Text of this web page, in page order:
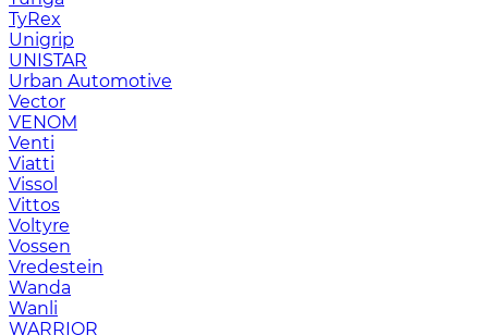
TyRex
Unigrip
UNISTAR
Urban Automotive
Vector
VENOM
Venti
Viatti
Vissol
Vittos
Voltyre
Vossen
Vredestein
Wanda
Wanli
WARRIOR